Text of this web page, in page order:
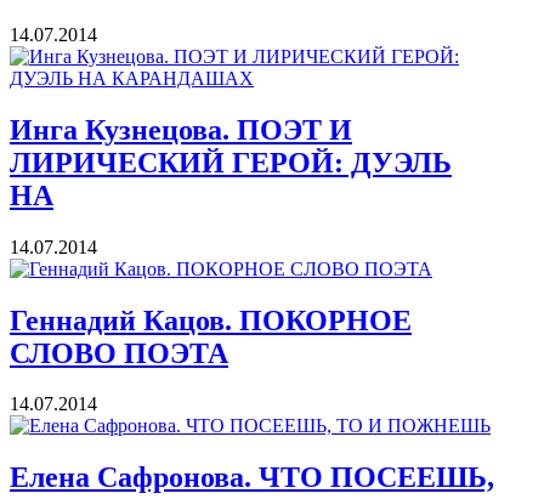
14.07.2014
Инга Кузнецова. ПОЭТ И
ЛИРИЧЕСКИЙ ГЕРОЙ: ДУЭЛЬ
НА
14.07.2014
Геннадий Кацов. ПОКОРНОЕ
СЛОВО ПОЭТА
14.07.2014
Елена Сафронова. ЧТО ПОСЕЕШЬ,